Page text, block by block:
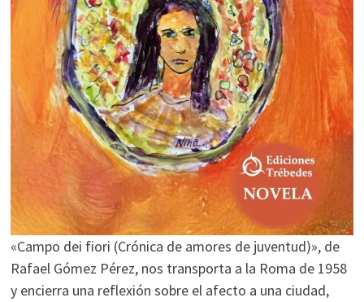
«Campo dei fiori (Crónica de amores de juventud)», de
Rafael Gómez Pérez, nos transporta a la Roma de 1958
y encierra una reflexión sobre el afecto a una ciudad,